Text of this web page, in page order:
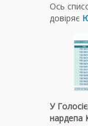
Ось
довіряє
У
нардепа